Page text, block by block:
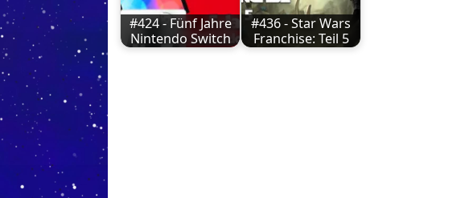
#424 - Fünf Jahre
Nintendo Switch
#436 - Star Wars
Franchise: Teil 5